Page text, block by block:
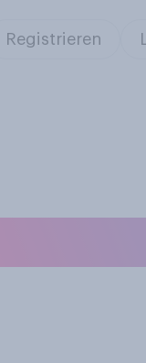
Registrieren